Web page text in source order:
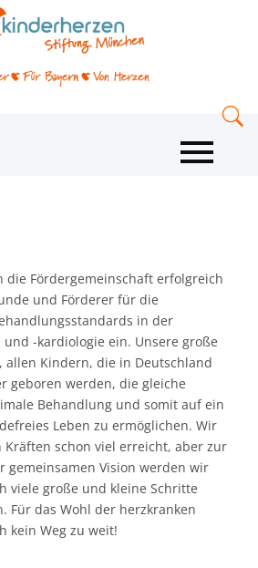
die Fördergemeinschaft erfolgreich
und Förderer für die
in der
-kardiologie ein. Unsere große
allen Kindern, die in Deutschland
geboren werden, die gleiche
Behandlung und somit auf ein
Leben zu ermöglichen. Wir
schon viel erreicht, aber zur
gemeinsamen Vision werden wir
viele große und kleine Schritte
Für das Wohl der herzkranken
kein Weg zu weit!